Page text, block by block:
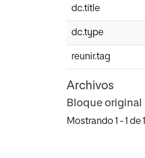
dc.title
dc.type
reunir.tag
Archivos
Bloque original
Mostrando 1 - 1 de 1